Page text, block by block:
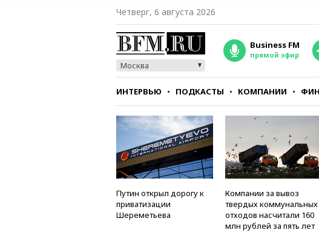
Четверг, 6 августа 2026
Москва
Business FM
прямой эфир
ИНТЕРВЬЮ ПОДКАСТЫ КОМПАНИИ
СТИЛЬ ТЕСТЫ
Путин открыл дорогу к
приватизации
Шереметьева
Компании за вывоз
твердых коммунальных
отходов насчитали 160
млн рублей за пять лет